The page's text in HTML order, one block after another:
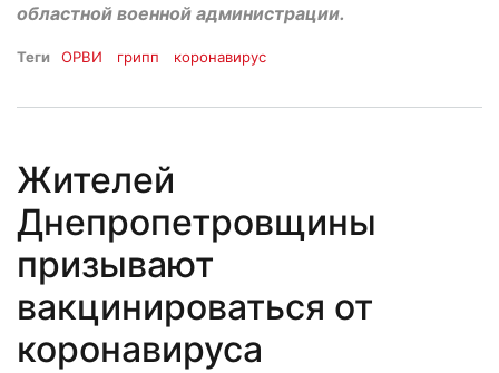
областной военной администрации.
Теги ОРВИ грипп коронавирус
Жителей
Днепропетровщины
призывают
вакцинироваться от
коронавируса